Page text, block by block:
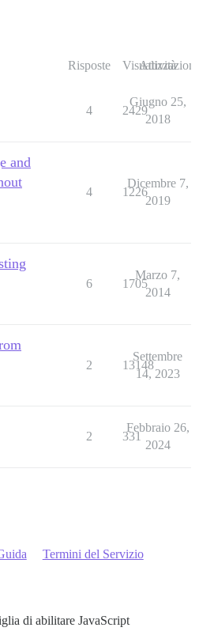
Risposte Visualizzazioni
Attività
4 2429
Giugno 25,
2018
and
4 1226
Dicembre 7,
2019
6 1705
Marzo 7,
2014
2 13148
Settembre
14, 2023
2 331
Febbraio 26,
2024
Termini del Servizio
di abilitare JavaScript